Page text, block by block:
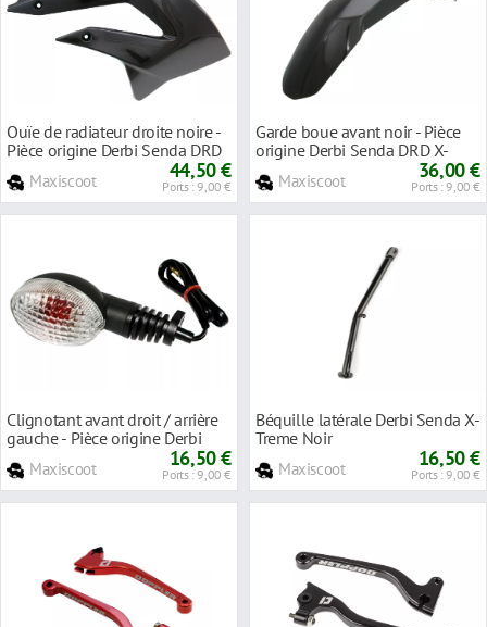
Ouïe de radiateur droite noire -
Pièce origine Derbi Senda DRD
Maxiscoot 44,50 €
Ports : 9,00 €
Garde boue avant noir - Pièce
origine Derbi Senda DRD X-
Maxiscoot 36,00 €
Ports : 9,00 €
Clignotant avant droit / arrière
gauche - Pièce origine Derbi
Senda DRD Pro / X-Treme
Maxiscoot 16,50 €
Ports : 9,00 €
Béquille latérale Derbi Senda X-
Treme Noir
Maxiscoot 16,50 €
Ports : 9,00 €